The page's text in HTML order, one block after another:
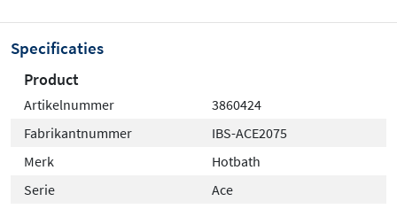
Specificaties
Product
Artikelnummer
3860424
Fabrikantnummer
IBS-ACE2075
Merk
Hotbath
Serie
Ace